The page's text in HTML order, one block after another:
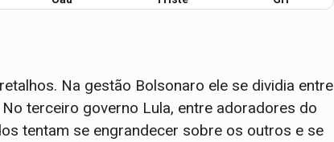
Na gestão Bolsonaro ele se dividia entre
terceiro governo Lula, entre adoradores do
tentam se engrandecer sobre os outros e se